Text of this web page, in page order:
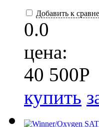
Добавить к
0.0
цена:
40 500P
купить